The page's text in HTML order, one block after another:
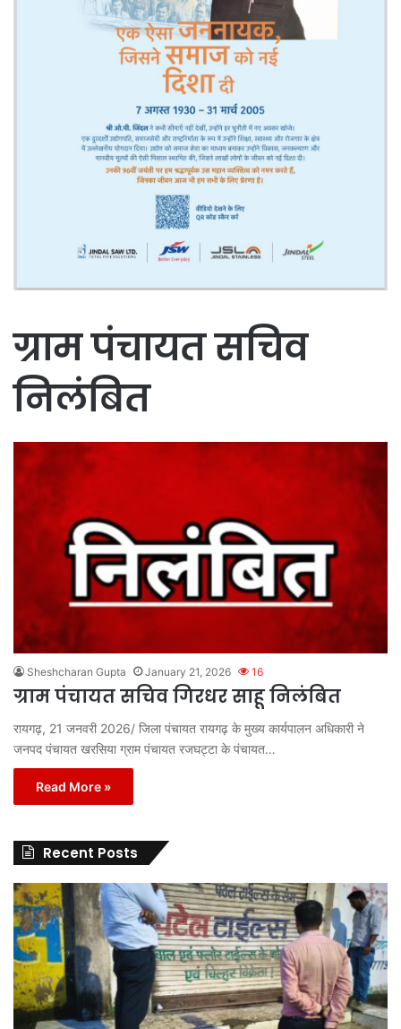
ग्राम पंचायत सचिव
निलंबित
Sheshcharan Gupta January 21, 2026 16
ग्राम पंचायत सचिव गिरधर साहू निलंबित
रायगढ़, 21 जनवरी 2026/ जिला पंचायत रायगढ़ के मुख्य कार्यपालन अधिकारी ने
जनपद पंचायत खरसिया ग्राम पंचायत रजघट्टा के पंचायत…
Read More »
Recent Posts